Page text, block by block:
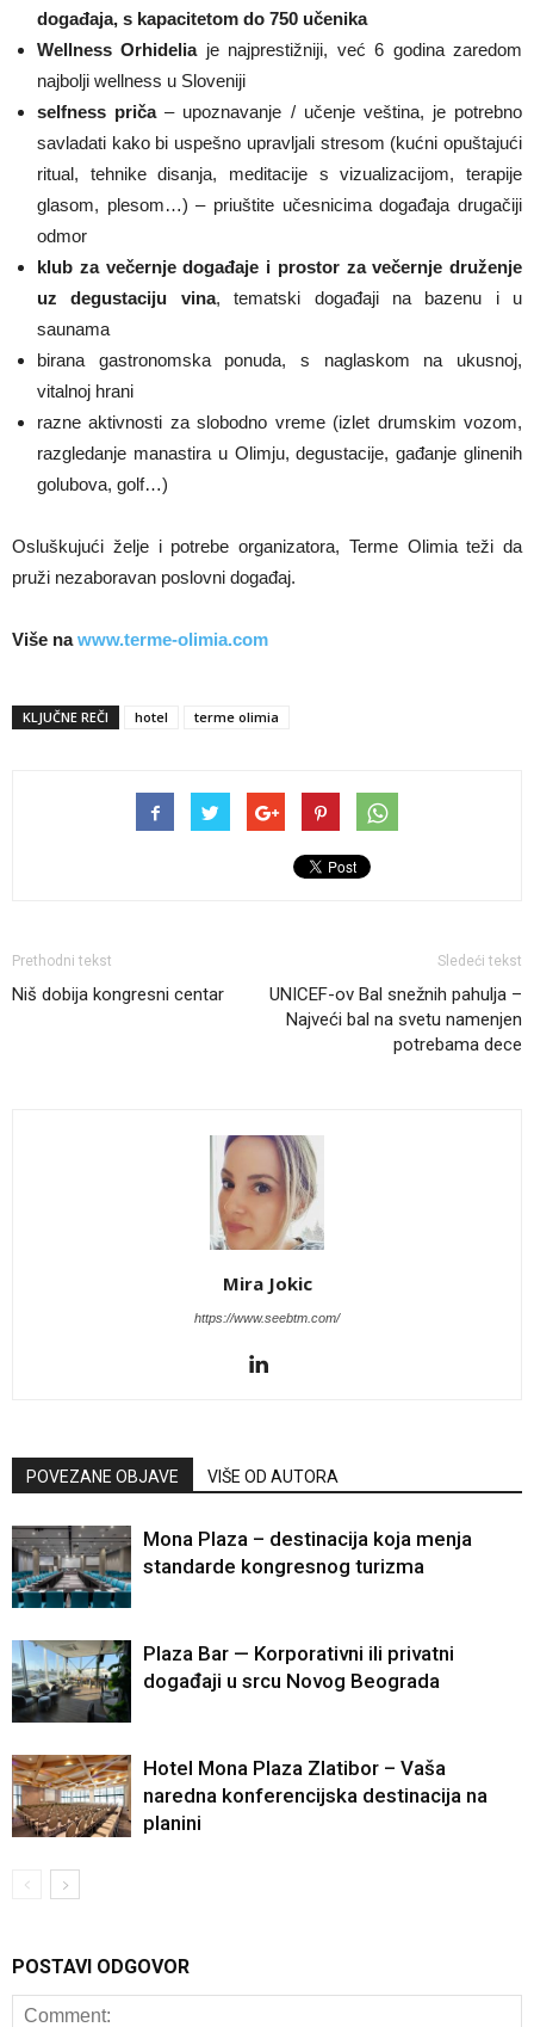
događaja, s kapacitetom do 750 učenika
Wellness Orhideliaje najprestižniji, već 6 godina zaredom
najbolji wellness u Sloveniji
selfness priča– upoznavanje / učenje veština, je potrebno
savladati kako bi uspešno upravljali stresom (kućni opuštajući
ritual, tehnike disanja, meditacije s vizualizacijom, terapije
glasom, plesom…) – priuštite učesnicima događaja drugačiji
odmor
klub za večernje događaje i prostor za večernje druženje
uz degustaciju vina, tematski događaji na bazenu i u
saunama
birana gastronomska ponuda, s naglaskom na ukusnoj,
vitalnoj hrani
razne aktivnosti za slobodno vreme (izlet drumskim vozom,
razgledanje manastira u Olimju, degustacije, gađanje glinenih
golubova, golf…)
Osluškujući želje i potrebe organizatora, Terme Olimia teži da
pruži nezaboravan poslovni događaj.
Više nawww.terme-olimia.com
KLJUČNE REČI hotel terme olimia
Prethodni tekst
Niš dobija kongresni centar
Sledeći tekst
UNICEF-ov Bal snežnih pahulja –
Najveći bal na svetu namenjen
potrebama dece
Mira Jokic
https://www.seebtm.com/
POVEZANE OBJAVE VIŠE OD AUTORA
Mona Plaza – destinacija koja menja
standarde kongresnog turizma
Plaza Bar — Korporativni ili privatni
događaji u srcu Novog Beograda
Hotel Mona Plaza Zlatibor – Vaša
naredna konferencijska destinacija na
planini
POSTAVI ODGOVOR